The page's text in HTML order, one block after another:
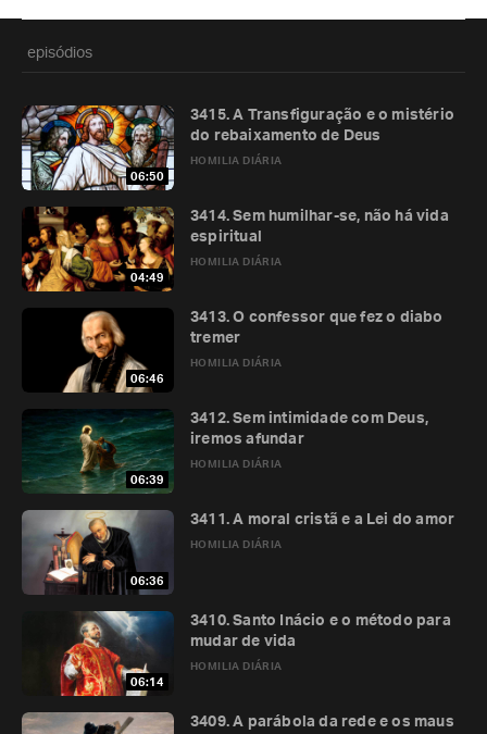
episódios
06:50
HOMILIA DIÁRIA
3415. A Transfiguração e o mistério
do rebaixamento de Deus
04:49
HOMILIA DIÁRIA
3414. Sem humilhar-se, não há vida
espiritual
06:46
HOMILIA DIÁRIA
3413. O confessor que fez o diabo
tremer
06:39
HOMILIA DIÁRIA
3412. Sem intimidade com Deus,
iremos afundar
06:36
HOMILIA DIÁRIA
3411. A moral cristã e a Lei do amor
06:14
HOMILIA DIÁRIA
3410. Santo Inácio e o método para
mudar de vida
3409. A parábola da rede e os maus